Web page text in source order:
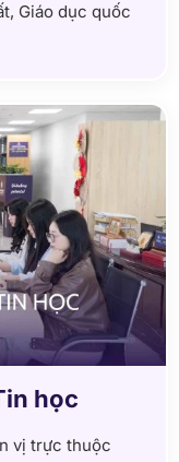
Giáo dục quốc
học
vị trực thuộc